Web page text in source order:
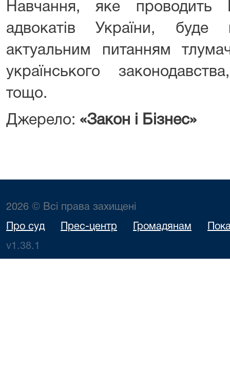
Навчання, яке проводить
адвокатів України, буде
актуальним питанням
українського
тощо.
Джерело: «Закон і Бізнес»
2026 © Всі права захищені
Про суд Прес-центр Громадянам
v1.38.1